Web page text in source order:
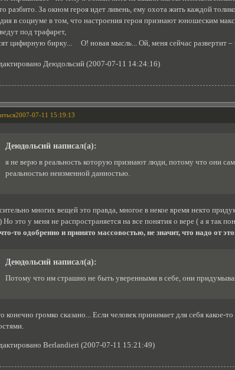
разбито. За окном героя идет ливень, ему охота жить каждой
в социуме в том, что настроения героя признают юношеским
под трафарет,
цифирную бирку... О! новая мысль... Ой, меня сейчас развертит –
Деюдольсий (2007-07-11 14:24:16)
2007-07-11 15:19:13
Деюдольсий написал(а):
я не верю в реальность которую признают люди, потому что они
реальностью неизменной данностью.
многих вещей это правда, многое в некое время некто
Но это у меня не распространяется на все понятия о вере ( а я
то одобренно и принято массовостью, не значит, что надо от
Деюдольсий написал(а):
Потому что им страшно не быть уверенными в себе, они
конечно громко сказано... Если человек принимает для себя какое-
Berlandieri (2007-07-11 15:21:49)